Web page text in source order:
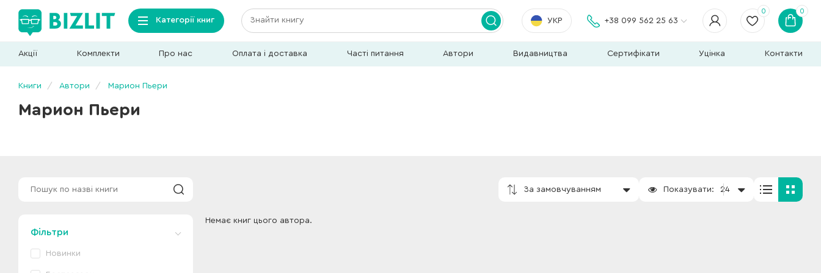
Категорії книг УКР +38 099 562 25 63
0 0
Акції Комплекти Про нас Оплата і доставка Часті питання Автори Видавництва Сертифікати Уцінка Контакти
Книги Автори Марион Пьери
Марион Пьери
За замовчуванням Показувати: 24
Фільтри
Новинки
Немає книг цього автора.